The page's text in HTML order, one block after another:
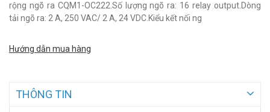
rộng ngõ ra CQM1-OC222.Số lượng ngõ ra: 16 relay output.Dòng
tải ngõ ra: 2 A, 250 VAC/ 2 A, 24 VDC.Kiểu kết nối ng
Hướng dẫn mua hàng
THÔNG TIN